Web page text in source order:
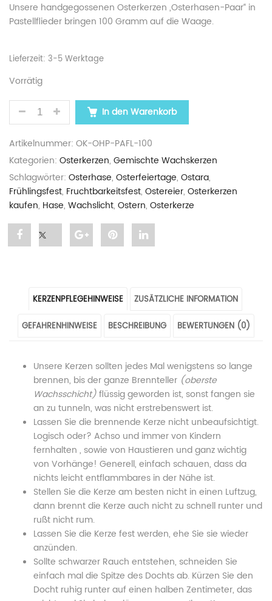
Unsere handgegossenen Osterkerzen „Osterhasen-Paar“ in
Pastellflieder bringen 100 Gramm auf die Waage.
Lieferzeit: 3-5 Werktage
Vorrätig
OSTERKERZEN „OSTERHASEN-PAAR“ IN
In den Warenkorb
Artikelnummer: OK-OHP-PAFL-100
Kategorien: Osterkerzen, Gemischte Wachskerzen
Schlagwörter: Osterhase, Osterfeiertage, Ostara,
Frühlingsfest, Fruchtbarkeitsfest, Ostereier, Osterkerzen
kaufen, Hase, Wachslicht, Ostern, Osterkerze
Share
Paar“
in
Facebook
„Osterhasen-
Paar“
on
Twitter
Share
Paar“
in
Google
Plus
Pin
Paar“
in
Pinterest
Share
Paar“
in
LinkedIn
KERZENPFLEGEHINWEISE ZUSÄTZLICHE INFORMATION
GEFAHRENHINWEISE BESCHREIBUNG BEWERTUNGEN (0)
Unsere Kerzen sollten jedes Mal wenigstens so lange
brennen, bis der ganze Brennteller (oberste
Wachsschicht)flüssig geworden ist, sonst fangen sie
an zu tunneln, was nicht erstrebenswert ist.
Lassen Sie die brennende Kerze nicht unbeaufsichtigt.
Logisch oder? Achso und immer von Kindern
fernhalten , sowie von Haustieren und ganz wichtig
von Vorhänge! Generell, einfach schauen, dass da
nichts leicht entflammbares in der Nähe ist.
Stellen Sie die Kerze am besten nicht in einen Luftzug,
dann brennt die Kerze auch nicht zu schnell runter und
rußt nicht rum.
Lassen Sie die Kerze fest werden, ehe Sie sie wieder
anzünden.
Sollte schwarzer Rauch entstehen, schneiden Sie
einfach mal die Spitze des Dochts ab. Kürzen Sie den
Docht ruhig runter auf einen halben Zentimeter, das